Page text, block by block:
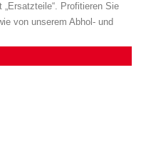
Profitieren Sie
von unserem Abhol- und